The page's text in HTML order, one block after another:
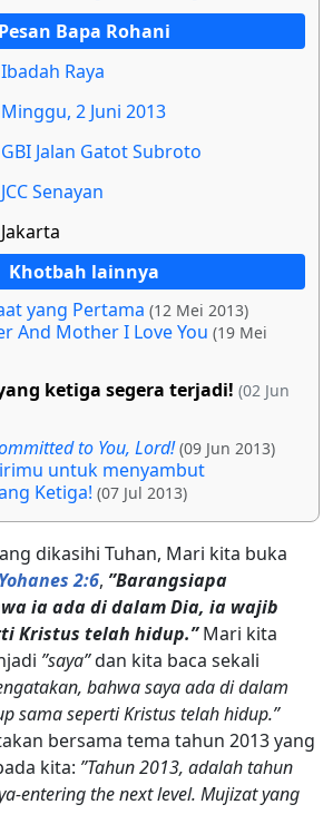
Pesan Bapa Rohani
Ibadah Raya
Minggu, 2 Juni 2013
GBI Jalan Gatot Subroto
JCC Senayan
Jakarta
Khotbah lainnya
yang Pertama (12 Mei 2013)
And Mother I Love You (19 Mei
ketiga segera terjadi! (02 Jun
to You, Lord! (09 Jun 2013)
untuk menyambut
Ketiga! (07 Jul 2013)
dikasihi Tuhan, Mari kita buka
2:6, ”Barangsiapa
ia ada di dalam Dia, ia wajib
Kristus telah hidup.”Mari kita
”saya”dan kita baca sekali
bahwa saya ada di dalam
sama seperti Kristus telah hidup.”
bersama tema tahun 2013 yang
kita: ”Tahun 2013, adalah tahun
entering the next level. Mujizat yang